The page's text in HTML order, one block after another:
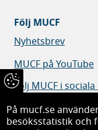
Följ MUCF
Nyhetsbrev
MUCF på YouTube
Följ MUCF i
På mucf.se
besöksstatistik